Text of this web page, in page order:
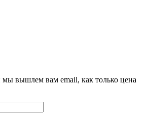
вышлем вам email, как только цена